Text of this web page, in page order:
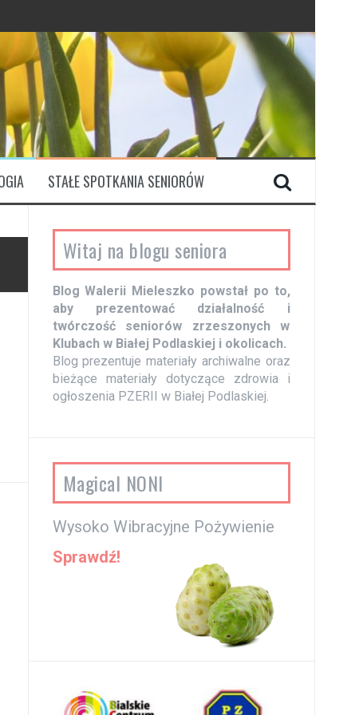
STAŁE SPOTKANIA SENIORÓW
Witaj na blogu seniora
Blog Walerii Mieleszko powstał po to,
aby prezentować działalność i
twórczość seniorów zrzeszonych w
Klubach w Białej Podlaskiej i okolicach.
Blog prezentuje materiały archiwalne oraz
bieżące materiały dotyczące zdrowia i
ogłoszenia PZERII w Białej Podlaskiej.
Magical NONI
Wysoko Wibracyjne Pożywienie
Sprawdź!